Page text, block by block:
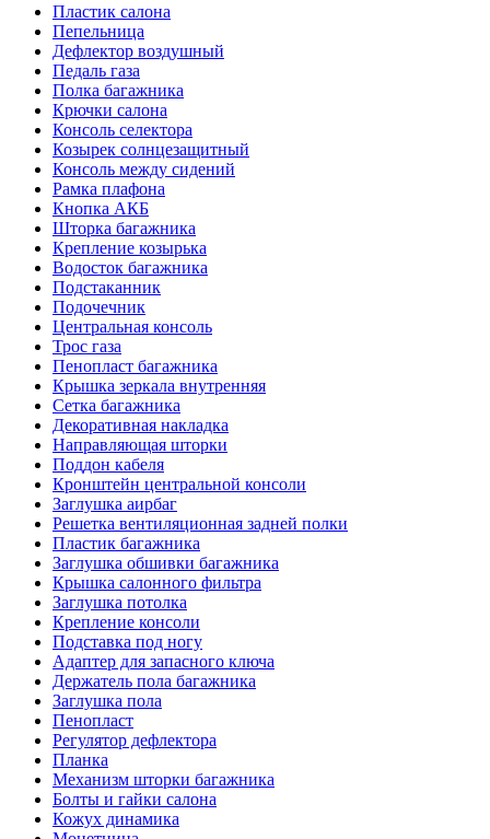
Пластик салона
Пепельница
Дефлектор воздушный
Педаль газа
Полка багажника
Крючки салона
Консоль селектора
Козырек солнцезащитный
Консоль между сидений
Рамка плафона
Кнопка АКБ
Шторка багажника
Крепление козырька
Водосток багажника
Подстаканник
Подочечник
Центральная консоль
Трос газа
Пенопласт багажника
Крышка зеркала внутренняя
Сетка багажника
Декоративная накладка
Направляющая шторки
Поддон кабеля
Кронштейн центральной консоли
Заглушка аирбаг
Решетка вентиляционная задней полки
Пластик багажника
Заглушка обшивки багажника
Крышка салонного фильтра
Заглушка потолка
Крепление консоли
Подставка под ногу
Адаптер для запасного ключа
Держатель пола багажника
Заглушка пола
Пенопласт
Регулятор дефлектора
Планка
Механизм шторки багажника
Болты и гайки салона
Кожух динамика